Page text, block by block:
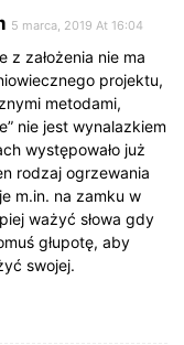
5 marca, 2019 At 16:04
z założenia nie ma
projektu,
metodami,
nie jest wynalazkiem
występowało już
rodzaj ogrzewania
m.in. na zamku w
ważyć słowa gdy
głupotę, aby
swojej.